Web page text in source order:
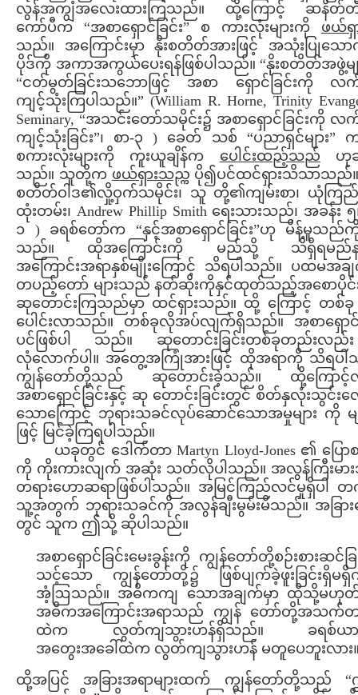
လွန်အကျွံအလေးထားကြသည်။ ထို့ကြောင့် ဆနိတ်
ကော်ပီက “အစာရှောင်ခြင်း” စ ကားလုံးများကို ဖယ်ရှ
သည်။ အကြောင်းမှာ နိုးစတိတ်အားဖြင့် အသုံးပြုသော
ပိုဒ်ကို အကာအကွယ်ပေးရန်ဖြစ်ပါသည်။ “နိုးစတိတ်အဖွဲ့မ
“ငတ်မွတ်ခြင်းသဘောဖြင့် အစာ ရှောင်ခြင်းကို လ
ကျင့်သုံးကြပါသည်။” (William R. Horne, Trinity
Seminary, “အသင်းတော်သမိုင်း၌ အစာရှောင်ခြင်းကို
ကျင့်သုံးခြင်း”၊ စာ-၃ ) ခေတ် သစ် “ပညာရှင်များ
စကားလုံးများကို ကူးယူချိန်က ပေါင်းထည့်သည် ဟု
သည်။ သူတို့က ဖယ်ရှားသည က ပို၍ပင်ထင်ရှားသိသာသည်။
စတိတ်ဝါဒ၏လှို့ဝှက်သမိုင်း၊ သူ တို့၏ကျမ်းစာ၊ ယုံကြည်
ထုံးတမ်း၊ Andrew Phillip Smith ရေးသားသည်၊ အခန်း ၅
၁ ) ခရစ်တော်က “နှင့်အစာရှောင်ခြင်း”ဟု မိန့်မူသ
သည်။ ထိုအကြောင်းကို မည်သို့ သိရှိရမည်န
အကြောင်းအရာနှစ်မျိုးကြောင့် သိရပါသည်။ ပထမအခ
တပည့်တော် များသည် နတ်ဆိုးကိုနှင်ထုတ်သည့်အစောပိုင်
ဆုတောင်းကြသည်မှာ ထင်ရှားသည်။ ထို့ ကြောင့် တစ်
ပေါင်းလာသည်။ တစ်ခုလိုအပ်လျက်ရှိသည်။ အစာရှောင်
ပင်ဖြစ်ပါ သည်။ ဆုတောင်းခြင်းတစ်ခုတည်းလ
လုံလောက်ပါ။ အတွေ့အကြုံအားဖြင့် ထိုအရာကို သိရပါ
ကျွန်တော်တို့သည် ဆုတောင်းခဲ့သည်။ ထို့ကြောင့်
အစာရှောင်ခြင်းနှင့် ဆု တောင်းခြင်းတွင် စိတ်နှလုံးသွင်းလ
သောကြောင့် ဘုရားသခင်လုပ်ဆောင်သောအမှုများ ကို
ဖြင့် မြင်ခဲ့ကြရပါသည်။
ယခုတွင် ဒေါက်တာ Martyn Lloyd-Jones ၏ ပြော
ကို ကိုးကားလျက် အဆုံး သတ်လိုပါသည်။ အလွန်ကြီးမာ
တရားဟောဆရာဖြစ်ပါသည်။ အမြင်ကြည်လင်မှုရှိပါ တ
သူ့အတွက် ဘုရားသခင်ကို အလွန်ချီးမွမ်းမိသည်။ အခြား
တွင် သူက ဤသို့ ဆိုပါသည်။
အစာရှောင်ခြင်းမေးခွန်းကို ကျွန်တော်တို့စဉ်းစားဆင်ခ
သင့်သော ကျွန်တော်တို့၌ ဖြစ်ပျက်ခဲ့ဖူးခြင်းရှိမ
အံ့ဩသည်။ အဓိကကျ သောအချက်မှာ ထိုသို့မဟုတ်
အဓိကအကြောင်းအရာသည် ကျွန် တော်တို့အသက်တ
ထဲက လွတ်ကျသွားဟန်ရှိသည်။ ခရစ်ယာ
အတွေးအခေါ်ထဲက လွတ်ကျသွားဟန် မတူပေဘူးလား
ထို့အပြင် အခြားအရာများထက် ကျွန်တော်တို့သည်